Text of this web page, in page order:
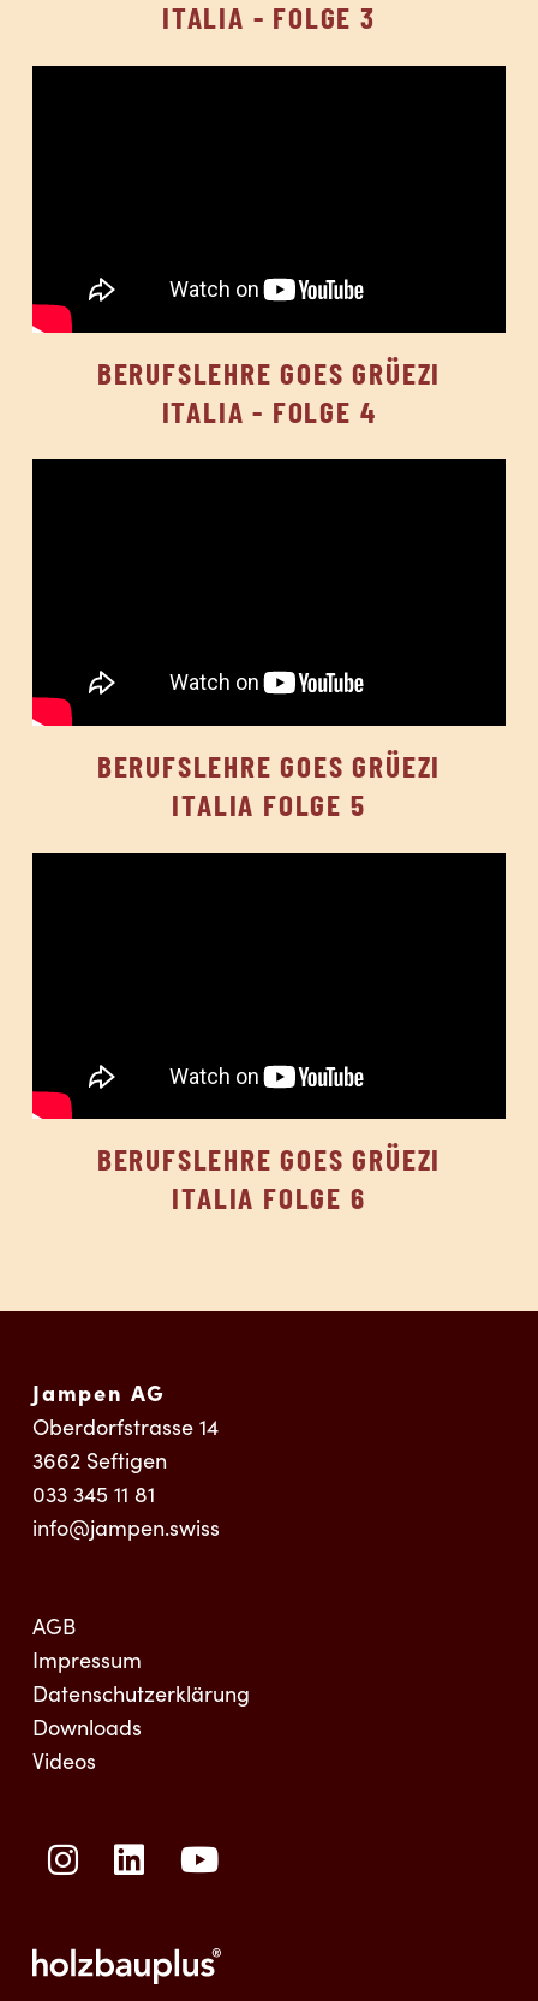
ITALIA - FOLGE 3
BERUFSLEHRE GOES GRÜEZI
ITALIA - FOLGE 4
BERUFSLEHRE GOES GRÜEZI
ITALIA FOLGE 5
BERUFSLEHRE GOES GRÜEZI
ITALIA FOLGE 6
Jampen AG
Oberdorfstrasse 14
3662 Seftigen
033 345 11 81
info@jampen.swiss
AGB
Impressum
Datenschutzerklärung
Downloads
Videos